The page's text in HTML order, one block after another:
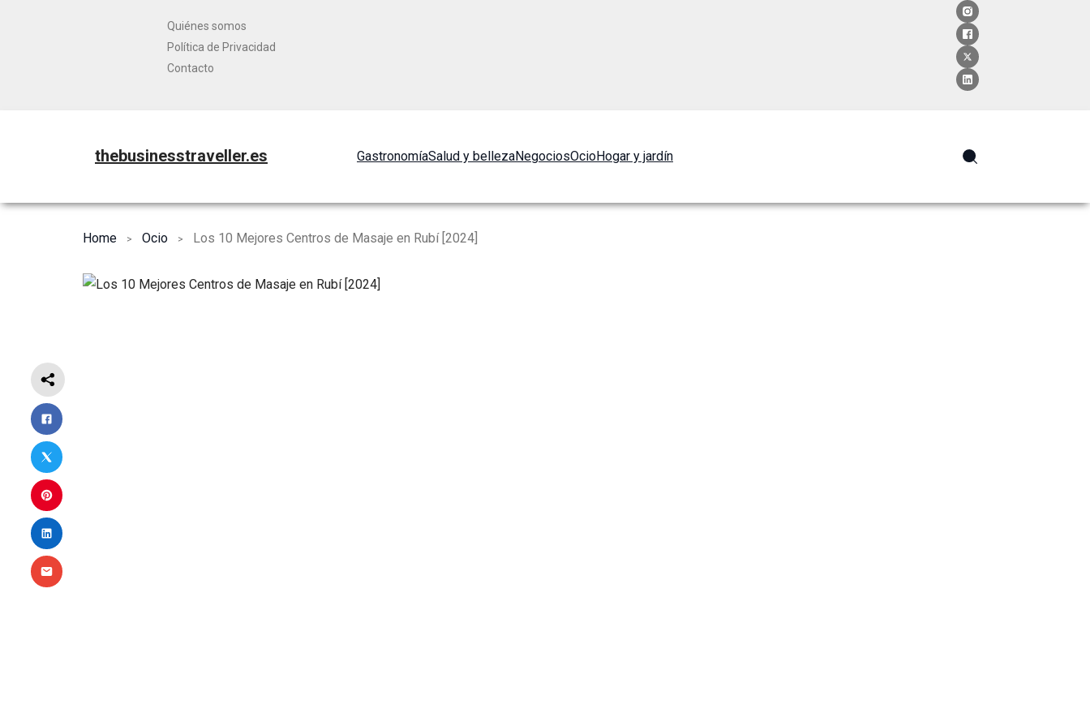
Quiénes somos
Política de Privacidad
Contacto
thebusinesstraveller.es GastronomíaSalud y bellezaNegociosOcioHogar y jardín
Home Ocio Los 10 Mejores Centros de Masaje en Rubí [2024]